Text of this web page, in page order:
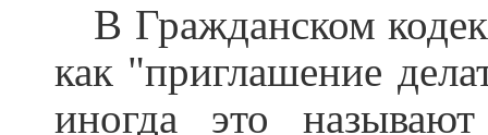
В Гражданском
как "приглашение
иногда это